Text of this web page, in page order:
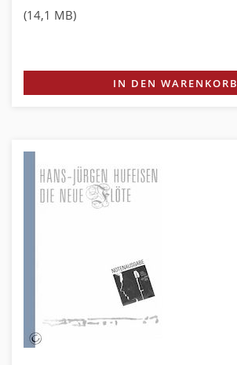
(14,1 MB)
IN DEN WARENKORB